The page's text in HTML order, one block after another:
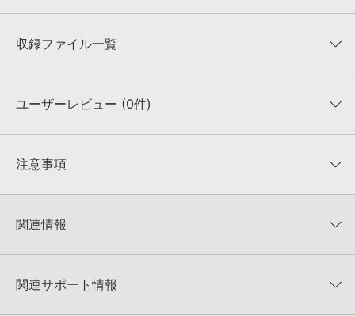
収録ファイル一覧
収録ファイル一覧
ユーザーレビュー (0件)
★★★★★
★5
★4
★1
0%
注意事項
KONTAKTフォーマットは、
でお使いいただけます。無償版のKONTAKT PLAYERではお使いい
4GBを超えるデータに関するご注意：
FAT32でフォーマットされた
関連情報
PRODUCER TOOL / MIDI LEAD CHORDSのサポート情報
関連サポート情報